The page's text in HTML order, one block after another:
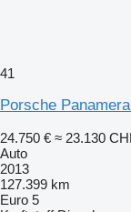
41
Porsche
24.750 € ≈ 23.130
Auto
2013
127.399 km
Euro 5